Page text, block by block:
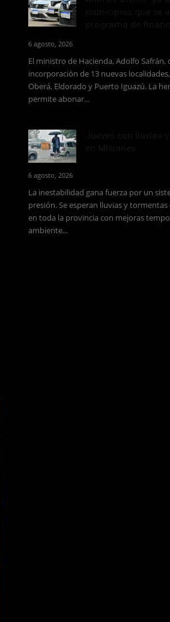
6 agosto, 2026
El ministro de Hacienda, Adolfo Safrán,
incorporación de 13 nuevas
Oberá, Eldorado y Puerto Iguazú. La
permite abonar...
6 agosto, 2026
La inestabilidad gana fuerza por un
presión. Se esperan lluvias y
en toda la provincia con mejoras
ambiente...